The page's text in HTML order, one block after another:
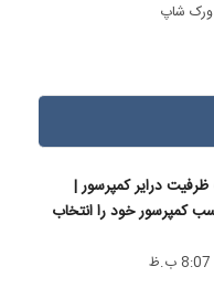
ورک شاپ
ظرفیت درایر کمپرسور |
کمپرسور خود را انتخاب